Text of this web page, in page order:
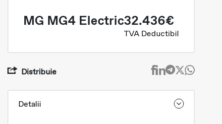
MG MG4 Electric32.436€
TVA Deductibil
Distribuie
Detalii